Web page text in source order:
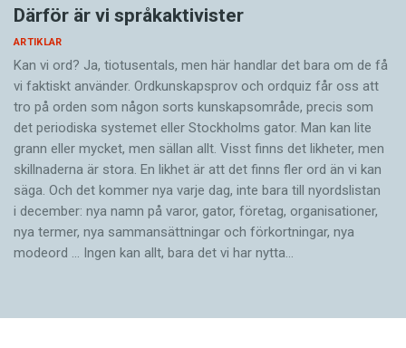
Därför är vi språkaktivister
ARTIKLAR
Kan vi ord? Ja, tiotusentals, men här handlar det bara om de få
vi faktiskt använder. Ordkunskapsprov och ordquiz får oss att
tro på orden som någon sorts kunskapsområde, precis som
det periodiska systemet eller Stockholms gator. Man kan lite
grann eller mycket, men sällan allt. Visst finns det likheter, men
skillnaderna är stora. En likhet är att det finns fler ord än vi kan
säga. Och det kommer nya varje dag, inte bara till nyordslistan
i december: nya namn på varor, gator, företag, organisationer,
nya termer, nya samman­sättningar och förkortningar, nya
modeord … Ingen kan allt, bara det vi har nytta…